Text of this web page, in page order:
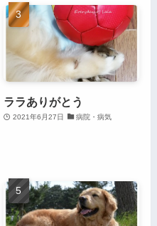
ララありがとう
2021年6月27日 病院・病気